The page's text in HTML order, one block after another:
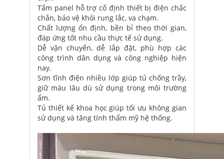
Tấm panel hỗ trợ cố định thiết bị điện chắc
chắn, bảo vệ khỏi rung lắc, va chạm.
Chất lượng ổn định, bền bỉ theo thời gian,
đáp ứng tốt nhu cầu thực tế sử dụng.
Dễ vận chuyển, dễ lắp đặt, phù hợp các
công trình dân dụng và công nghiệp hiện
nay.
Sơn tĩnh điện nhiều lớp giúp tủ chống trầy,
giữ màu lâu dù sử dụng trong môi trường
ẩm.
Tủ thiết kế khoa học giúp tối ưu không gian
sử dụng và tăng tính thẩm mỹ hệ thống.